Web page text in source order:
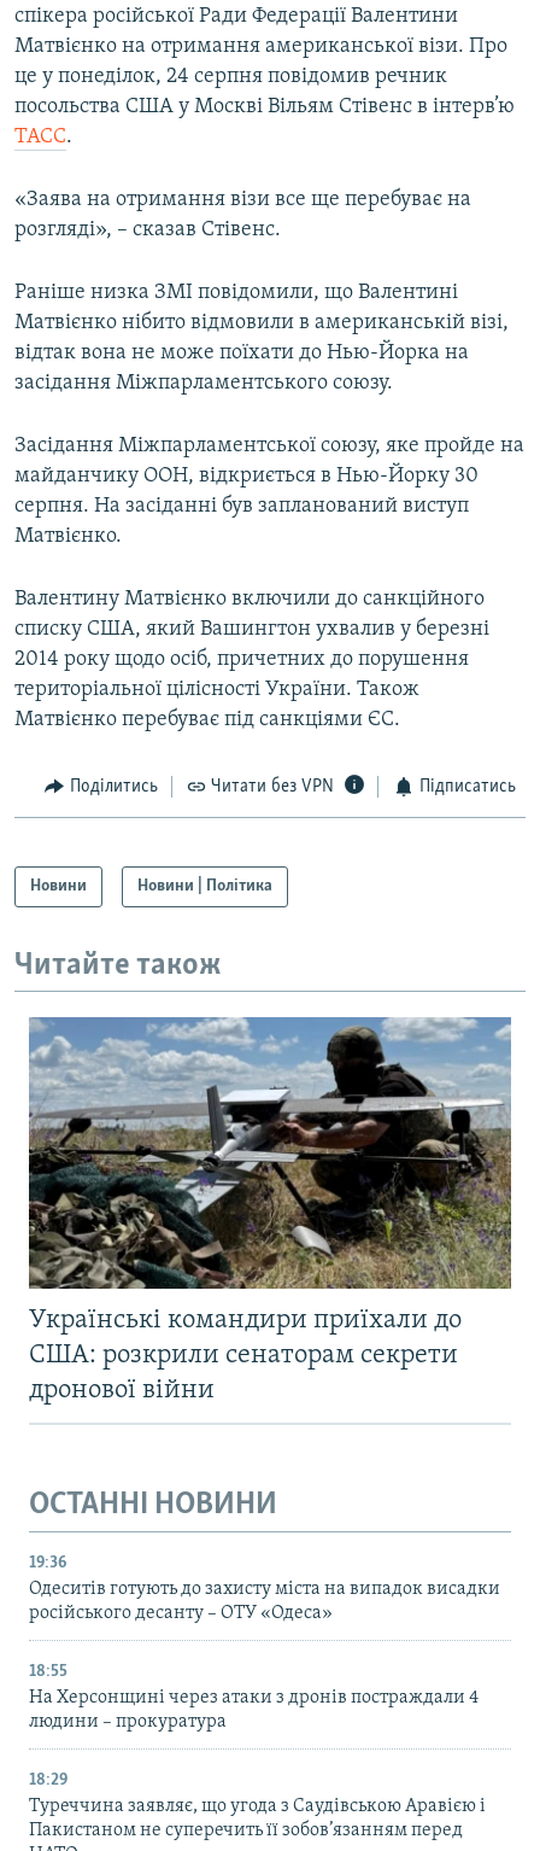
КТАТ
ДОЛУЧАЙСЯ!
спікера російської Ради Федерації Валентини
Матвієнко на отримання американської візи. Про
це у понеділок, 24 серпня повідомив речник
посольства США у Москві Вільям Стівенс в інтерв’ю
ТАСС.
«Заява на отримання візи все ще перебуває на
розгляді», – сказав Стівенс.
Раніше низка ЗМІ повідомили, що Валентині
Матвієнко нібито відмовили в американській візі,
відтак вона не може поїхати до Нью-Йорка на
засідання Міжпарламентського союзу.
Засідання Міжпарламентської союзу, яке пройде на
майданчику ООН, відкриється в Нью-Йорку 30
серпня. На засіданні був запланований виступ
Матвієнко.
Валентину Матвієнко включили до санкційного
списку США, який Вашингтон ухвалив у березні
2014 року щодо осіб, причетних до порушення
територіальної цілісності України. Також
Матвієнко перебуває під санкціями ЄС.
Поділитись Читати без VPN Підписатись
Новини Новини | Політика
Читайте також
Українські командири приїхали до
США: розкрили сенаторам секрети
дронової війни
ОСТАННІ НОВИНИ
19:36
Одеситів готують до захисту міста на випадок висадки
російського десанту – ОТУ «Одеса»
18:55
На Херсонщині через атаки з дронів постраждали 4
людини – прокуратура
18:29
Туреччина заявляє, що угода з Саудівською Аравією і
Пакистаном не суперечить її зобов’язанням перед